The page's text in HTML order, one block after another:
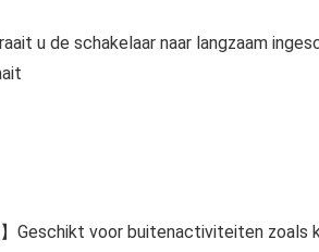
u de schakelaar naar langzaam
】Geschikt voor buitenactiviteiten zoals